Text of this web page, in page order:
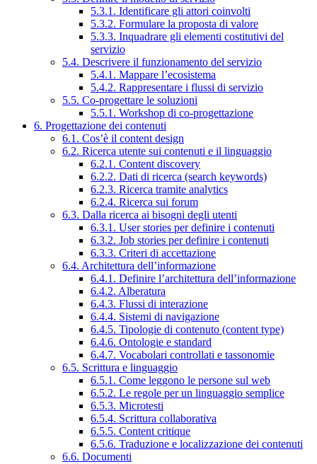
5.3.1. Identificare gli attori coinvolti
5.3.2. Formulare la proposta di valore
5.3.3. Inquadrare gli elementi costitutivi del
servizio
5.4. Descrivere il funzionamento del servizio
5.4.1. Mappare l’ecosistema
5.4.2. Rappresentare i flussi di servizio
5.5. Co-progettare le soluzioni
5.5.1. Workshop di co-progettazione
6. Progettazione dei contenuti
6.1. Cos’è il content design
6.2. Ricerca utente sui contenuti e il linguaggio
6.2.1. Content discovery
6.2.2. Dati di ricerca (search keywords)
6.2.3. Ricerca tramite analytics
6.2.4. Ricerca sui forum
6.3. Dalla ricerca ai bisogni degli utenti
6.3.1. User stories per definire i contenuti
6.3.2. Job stories per definire i contenuti
6.3.3. Criteri di accettazione
6.4. Architettura dell’informazione
6.4.1. Definire l’architettura dell’informazione
6.4.2. Alberatura
6.4.3. Flussi di interazione
6.4.4. Sistemi di navigazione
6.4.5. Tipologie di contenuto (content type)
6.4.6. Ontologie e standard
6.4.7. Vocabolari controllati e tassonomie
6.5. Scrittura e linguaggio
6.5.1. Come leggono le persone sul web
6.5.2. Le regole per un linguaggio semplice
6.5.3. Microtesti
6.5.4. Scrittura collaborativa
6.5.5. Content critique
6.5.6. Traduzione e localizzazione dei contenuti
6.6. Documenti